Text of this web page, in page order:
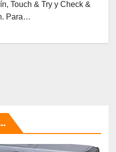
Touch & Try y Check &
Para…